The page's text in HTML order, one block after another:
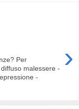
›
Per
malessere -
-